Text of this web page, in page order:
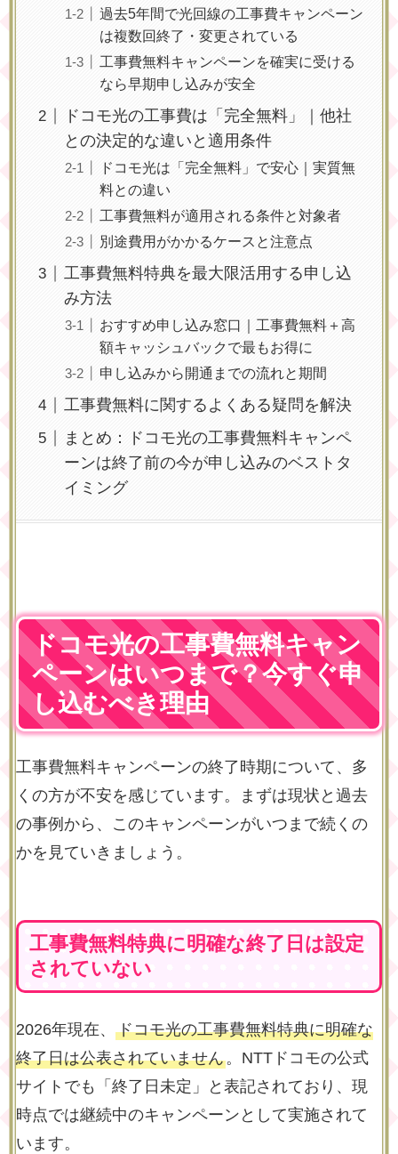
過去5年間で光回線の工事費キャンペーン
は複数回終了・変更されている
工事費無料キャンペーンを確実に受ける
なら早期申し込みが安全
ドコモ光の工事費は「完全無料」｜他社
との決定的な違いと適用条件
ドコモ光は「完全無料」で安心｜実質無
料との違い
工事費無料が適用される条件と対象者
別途費用がかかるケースと注意点
工事費無料特典を最大限活用する申し込
み方法
おすすめ申し込み窓口｜工事費無料＋高
額キャッシュバックで最もお得に
申し込みから開通までの流れと期間
工事費無料に関するよくある疑問を解決
まとめ：ドコモ光の工事費無料キャンペ
ーンは終了前の今が申し込みのベストタ
イミング
ドコモ光の工事費無料キャン
ペーンはいつまで？今すぐ申
し込むべき理由
工事費無料キャンペーンの終了時期について、多
くの方が不安を感じています。まずは現状と過去
の事例から、このキャンペーンがいつまで続くの
かを見ていきましょう。
工事費無料特典に明確な終了日は設定
されていない
2026年現在、 ドコモ光の工事費無料特典に明確な
終了日は公表されていません。NTTドコモの公式
サイトでも「終了日未定」と表記されており、現
時点では継続中のキャンペーンとして実施されて
います。